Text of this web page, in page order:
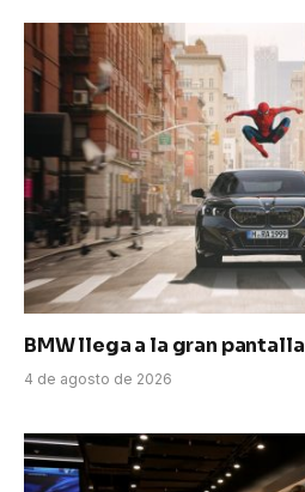
BMW llega a la gran pantalla
4 de agosto de 2026